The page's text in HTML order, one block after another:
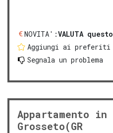
NOVITA':VALUTA
Aggiungi ai preferiti
Segnala un problema
Appartamento
Grosseto(GR